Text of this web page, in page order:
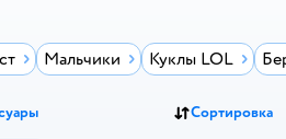
Мальчики Куклы LOL
Сортировка